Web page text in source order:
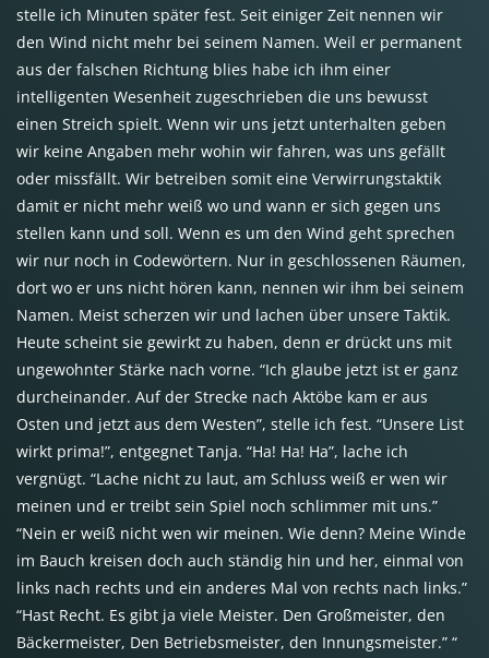
stelle ich Minuten später fest. Seit einiger Zeit nennen wir
den Wind nicht mehr bei seinem Namen. Weil er permanent
aus der falschen Richtung blies habe ich ihm einer
intelligenten Wesenheit zugeschrieben die uns bewusst
einen Streich spielt. Wenn wir uns jetzt unterhalten geben
wir keine Angaben mehr wohin wir fahren, was uns gefällt
oder missfällt. Wir betreiben somit eine Verwirrungstaktik
damit er nicht mehr weiß wo und wann er sich gegen uns
stellen kann und soll. Wenn es um den Wind geht sprechen
wir nur noch in Codewörtern. Nur in geschlossenen Räumen,
dort wo er uns nicht hören kann, nennen wir ihm bei seinem
Namen. Meist scherzen wir und lachen über unsere Taktik.
Heute scheint sie gewirkt zu haben, denn er drückt uns mit
ungewohnter Stärke nach vorne. “Ich glaube jetzt ist er ganz
durcheinander. Auf der Strecke nach Aktöbe kam er aus
Osten und jetzt aus dem Westen”, stelle ich fest. “Unsere List
wirkt prima!”, entgegnet Tanja. “Ha! Ha! Ha”, lache ich
vergnügt. “Lache nicht zu laut, am Schluss weiß er wen wir
meinen und er treibt sein Spiel noch schlimmer mit uns.”
“Nein er weiß nicht wen wir meinen. Wie denn? Meine Winde
im Bauch kreisen doch auch ständig hin und her, einmal von
links nach rechts und ein anderes Mal von rechts nach links.”
“Hast Recht. Es gibt ja viele Meister. Den Großmeister, den
Bäckermeister, Den Betriebsmeister, den Innungsmeister.” “